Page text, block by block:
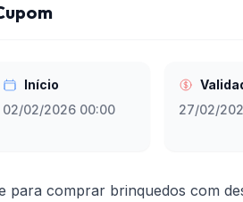
Início
02/02/2026 00:00
27/02/
para comprar brinquedos com